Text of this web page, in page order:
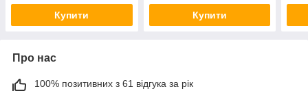
Купити Купити
Про нас
100% позитивних з 61 відгука за рік